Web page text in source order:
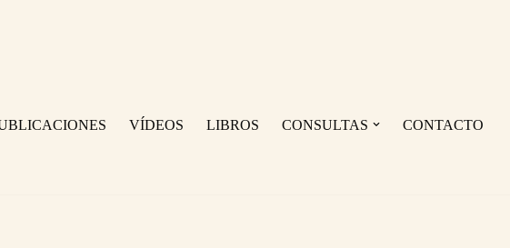
VÍDEOS LIBROS CONSULTAS CONTACTO